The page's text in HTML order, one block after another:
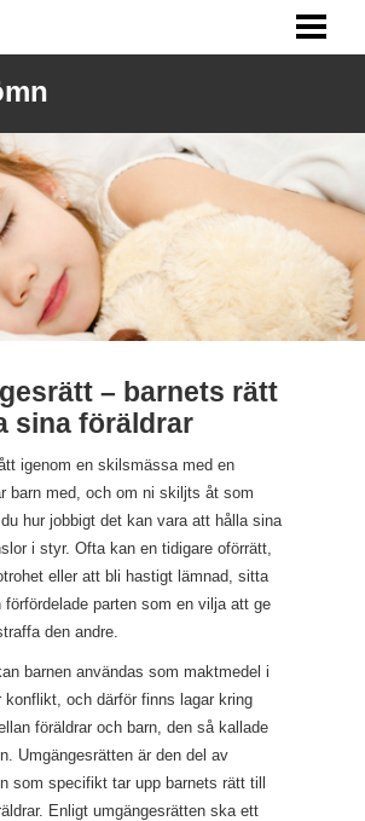
– barnets rätt
sina föräldrar
igenom en skilsmässa med en
barn med, och om ni skiljts åt som
hur jobbigt det kan vara att hålla sina
i styr. Ofta kan en tidigare oförrätt,
eller att bli hastigt lämnad, sitta
förfördelade parten som en vilja att ge
den andre.
barnen användas som maktmedel i
konflikt, och därför finns lagar kring
föräldrar och barn, den så kallade
Umgängesrätten är den del av
som specifikt tar upp barnets rätt till
Enligt umgängesrätten ska ett